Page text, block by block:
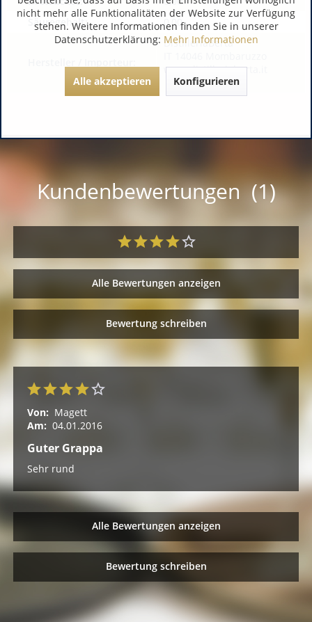
Säuregehalt:
0,00
DistilleriaBerta
www.distillerieberta.it
Kundenbewertungen (1)
Alle Bewertungen anzeigen
Bewertung schreiben
Von: Magett
Am: 04.01.2016
Guter Grappa
Sehr rund
Alle Bewertungen anzeigen
Bewertung schreiben
nicht mehr alle Funktionalitäten der Website zur Verfügung
stehen. Weitere Informationen finden Sie in unserer
Datenschutzerklärung: Mehr Informationen
Alle akzeptieren Konfigurieren